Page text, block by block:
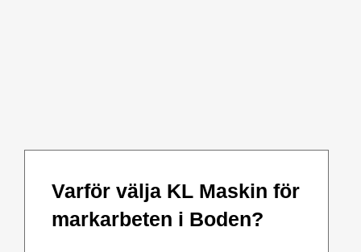
Varför välja KL Maskin för
markarbeten i Boden?